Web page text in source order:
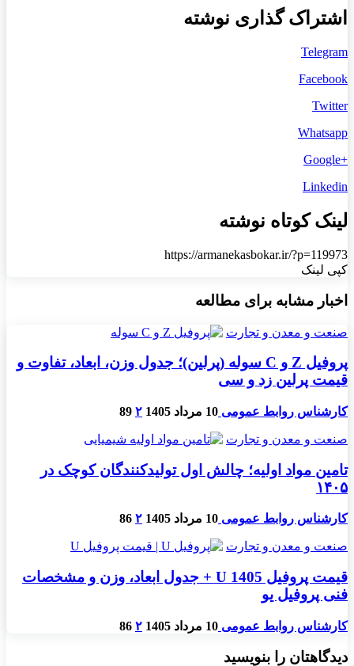
اشتراک گذاری نوشته
Telegram
Facebook
Twitter
Whatsapp
+Google
Linkedin
لینک کوتاه نوشته
https://armanekasbokar.ir/?p=119973
کپی لینک
اخبار مشابه برای مطالعه
صنعت و معدن و تجارت
پروفیل Z و C سوله (پرلین)؛ جدول وزن، ابعاد، تفاوت و
قیمت پرلین زد و سی
کارشناس روابط عمومی 10 مرداد 1405 ۲ 89
صنعت و معدن و تجارت
تامین مواد اولیه؛ چالش اول تولیدکنندگان کوچک در
۱۴۰۵
کارشناس روابط عمومی 10 مرداد 1405 ۲ 86
صنعت و معدن و تجارت
قیمت پروفیل U 1405 + جدول ابعاد، وزن و مشخصات
فنی پروفیل یو
کارشناس روابط عمومی 10 مرداد 1405 ۲ 86
دیدگاهتان را بنویسید